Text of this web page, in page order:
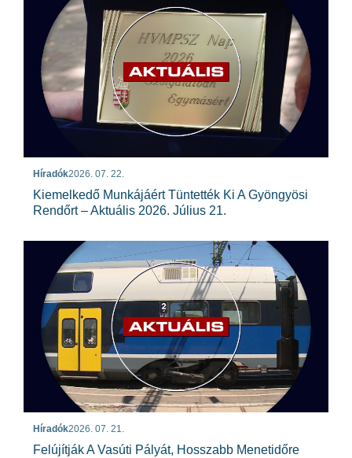
Híradók2026. 07. 22.
Kiemelkedő Munkájáért Tüntették Ki A Gyöngyösi
Rendőrt – Aktuális 2026. Július 21.
Híradók2026. 07. 21.
Felújítják A Vasúti Pályát, Hosszabb Menetidőre